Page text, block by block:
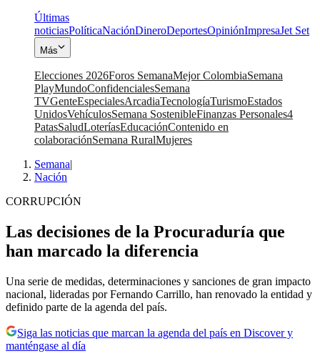
Últimas
noticiasPolíticaNaciónDineroDeportesOpiniónImpresaJet Set
Más
Elecciones 2026Foros SemanaMejor ColombiaSemana
PlayMundoConfidencialesSemana
TVGenteEspecialesArcadiaTecnologíaTurismoEstados
UnidosVehículosSemana SostenibleFinanzas Personales4
PatasSaludLoteríasEducaciónContenido en
colaboraciónSemana RuralMujeres
Semana|
Nación
CORRUPCIÓN
Las decisiones de la Procuraduría que
han marcado la diferencia
Una serie de medidas, determinaciones y sanciones de gran impacto
nacional, lideradas por Fernando Carrillo, han renovado la entidad y
definido parte de la agenda del país.
Siga las noticias que marcan la agenda del país en Discover y
manténgase al día